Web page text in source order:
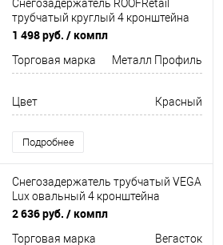
Снегозадержатель ROOFRetail
трубчатый круглый 4 кронштейна
Оцинков+порошковый окрас
1 498 руб. / компл
Торговая марка Металл Профиль
Цвет Красный
Подробнее
Снегозадержатель трубчатый VEGA
Lux овальный 4 кронштейна
Оцинков+порошковый окрас
2 636 руб. / компл
Торговая марка Вегасток